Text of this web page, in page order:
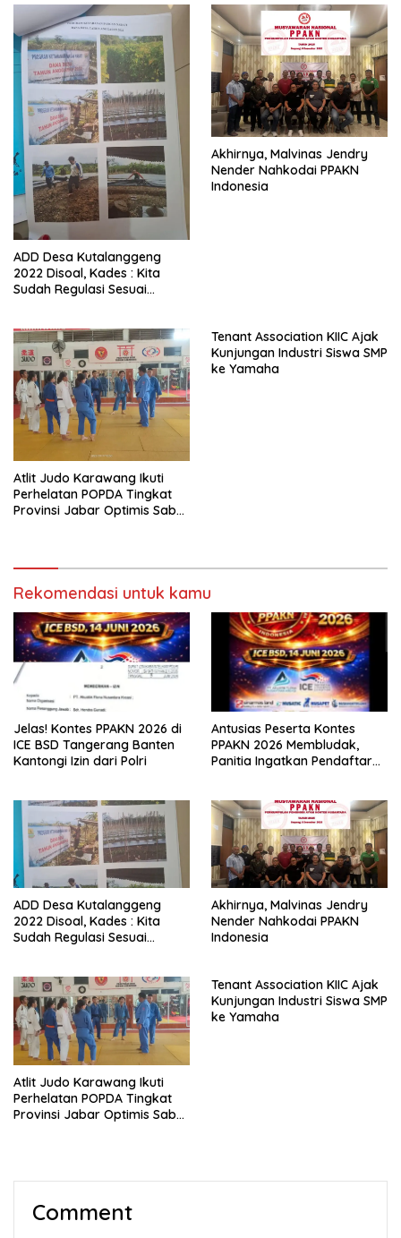
ADD Desa Kutalanggeng
2022 Disoal, Kades : Kita
Sudah Regulasi Sesuai
Akhirnya, Malvinas Jendry
Nender Nahkodai PPAKN
Indonesia
Atlit Judo Karawang Ikuti
Perhelatan POPDA Tingkat
Provinsi Jabar Optimis Sabet
Tenant Association KIIC Ajak
Kunjungan Industri Siswa SMP
ke Yamaha
Rekomendasi untuk kamu
Jelas! Kontes PPAKN 2026 di
ICE BSD Tangerang Banten
Kantongi Izin dari Polri
Antusias Peserta Kontes
PPAKN 2026 Membludak,
Panitia Ingatkan Pendaftaran
ADD Desa Kutalanggeng
2022 Disoal, Kades : Kita
Sudah Regulasi Sesuai
Akhirnya, Malvinas Jendry
Nender Nahkodai PPAKN
Indonesia
Atlit Judo Karawang Ikuti
Perhelatan POPDA Tingkat
Provinsi Jabar Optimis Sabet
Tenant Association KIIC Ajak
Kunjungan Industri Siswa SMP
ke Yamaha
Comment